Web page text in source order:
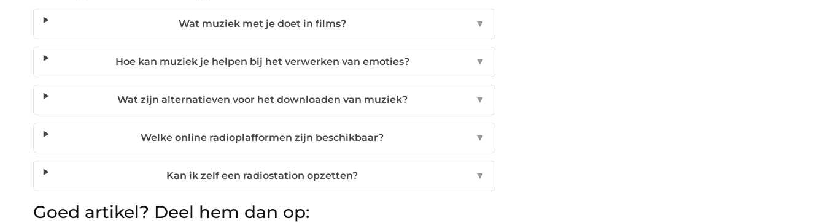
Wat muziek met je doet in films? ▼
Hoe kan muziek je helpen bij het verwerken van emoties? ▼
Wat zijn alternatieven voor het downloaden van muziek? ▼
Welke online radioplafformen zijn beschikbaar? ▼
Kan ik zelf een radiostation opzetten? ▼
Goed artikel? Deel hem dan op: